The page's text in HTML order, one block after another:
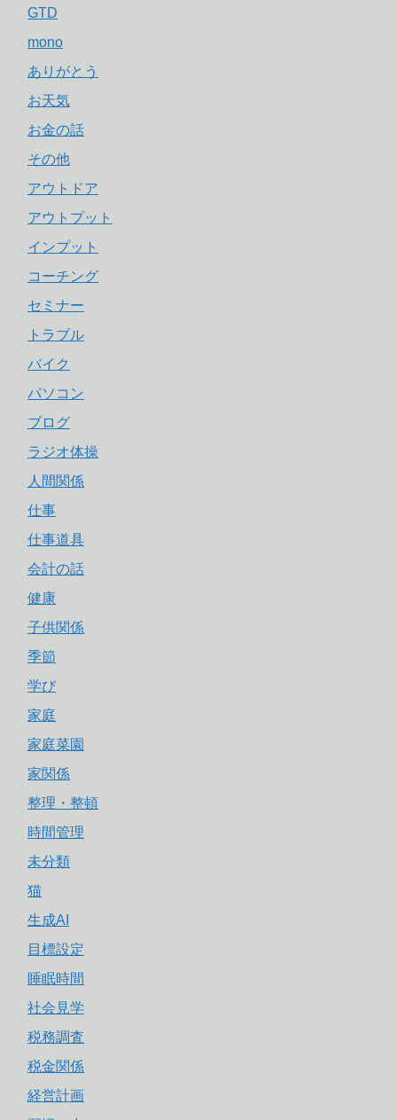
GTD
mono
ありがとう
お天気
お金の話
その他
アウトドア
アウトプット
インプット
コーチング
セミナー
トラブル
バイク
パソコン
ブログ
ラジオ体操
人間関係
仕事
仕事道具
会計の話
健康
子供関係
季節
学び
家庭
家庭菜園
家関係
整理・整頓
時間管理
未分類
猫
生成AI
目標設定
睡眠時間
社会見学
税務調査
税金関係
経営計画